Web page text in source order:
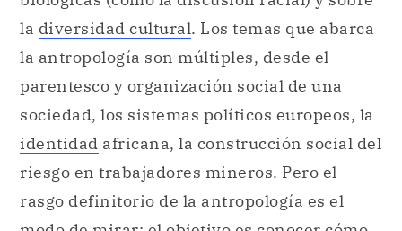
sociedad, los sistemas políticos europeos, la
identidadafricana, la construcción social del
riesgo en trabajadores mineros. Pero el
rasgo definitorio de la antropología es el
modo de mirar: el objetivo es conocer cómo
piensan, actúan y sienten ciertos grupos de
personas